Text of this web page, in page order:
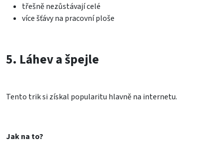
třešně nezůstávají celé
více šťávy na pracovní ploše
5. Láhev a špejle
Tento trik si získal popularitu hlavně na internetu.
Jak na to?